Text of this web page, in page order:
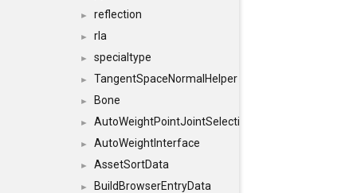
► reflection
► rla
► specialtype
► TangentSpaceNormalHelper
► Bone
► AutoWeightPointJointSelections
► AutoWeightInterface
► AssetSortData
► BuildBrowserEntryData